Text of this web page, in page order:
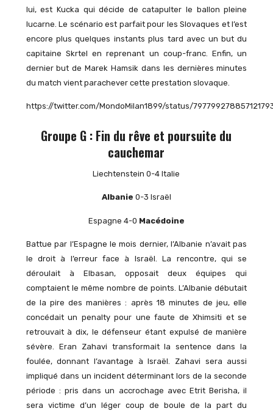
lui, est Kucka qui décide de catapulter le ballon pleine
lucarne. Le scénario est parfait pour les Slovaques et l’est
encore plus quelques instants plus tard avec un but du
capitaine Skrtel en reprenant un coup-franc. Enfin, un
dernier but de Marek Hamsik dans les dernières minutes
du match vient parachever cette prestation slovaque.
https://twitter.com/MondoMilan1899/status/
Groupe G : Fin du rêve et poursuite du
cauchemar
Liechtenstein 0-4 Italie
Albanie 0-3 Israël
Espagne 4-0 Macédoine
Battue par l’Espagne le mois dernier, l’Albanie n’avait pas
le droit à l’erreur face à Israël. La rencontre, qui se
déroulait à Elbasan, opposait deux équipes qui
comptaient le même nombre de points. L’Albanie débutait
de la pire des manières : après 18 minutes de jeu, elle
concédait un penalty pour une faute de Xhimsiti et se
retrouvait à dix, le défenseur étant expulsé de manière
sévère. Eran Zahavi transformait la sentence dans la
foulée, donnant l’avantage à Israël. Zahavi sera aussi
impliqué dans un incident déterminant lors de la seconde
période : pris dans un accrochage avec Etrit Berisha, il
sera victime d’un léger coup de boule de la part du